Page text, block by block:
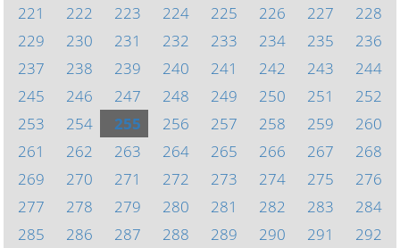
221
222 223 224 225 226 227
228
229
230 231 232 233 234 235
236
237
238 239 240 241 242 243
244
245
246 247 248 249 250 251
252
253
254 255 256 257 258 259
260
261
262 263 264 265 266 267
268
269
270 271 272 273 274 275
276
277
278 279 280 281 282 283
284
285
286 287 288 289 290 291
292